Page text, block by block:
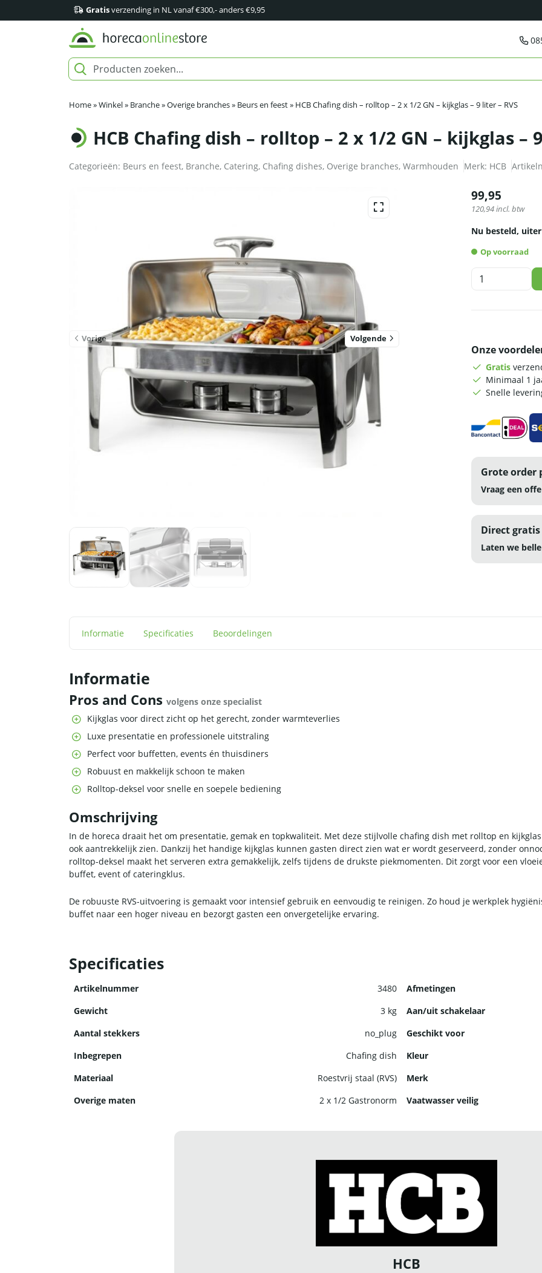
Gratisverzending in NL vanaf €300,- anders €9,95
Home»Winkel» Branche»Overige branches» Beurs en feest» HCB Chafing dish – rolltop – 2 x 1/2 GN – kijkglas – 9 liter – RVS
HCB Chafing dish – rolltop – 2 x 1/2 GN – kijkglas –
Categorieën: Beurs en feest, Branche, Catering, Chafing dishes, Overige branches, Warmhouden Merk: HCB
Vorige Volgende
99,95
120,94incl. btw
Nu besteld,
Op voorraad
HCB
Chafing
2
1/2
GN
-
9
RVS
aantal
Onze
Gratis
Minimaal 1
Snelle
Grote order
Vraag een
Direct
Laten we
Informatie Specificaties Beoordelingen
Informatie
Pros and Cons volgens onze specialist
Kijkglas voor direct zicht op het gerecht, zonder warmteverlies
Luxe presentatie en professionele uitstraling
Perfect voor buffetten, events én thuisdiners
Robuust en makkelijk schoon te maken
Rolltop-deksel voor snelle en soepele bediening
Omschrijving
In de horeca draait het om presentatie, gemak en topkwaliteit. Met deze stijlvolle chafing dish met rolltop en
ook aantrekkelijk zien. Dankzij het handige kijkglas kunnen gasten direct zien wat er wordt geserveerd, zonder
rolltop-deksel maakt het serveren extra gemakkelijk, zelfs tijdens de drukste piekmomenten. Dit zorgt voor een
buffet, event of cateringklus.
De robuuste RVS-uitvoering is gemaakt voor intensief gebruik en eenvoudig te reinigen. Zo houd je werkplek
buffet naar een hoger niveau en bezorgt gasten een onvergetelijke ervaring.
Specificaties
Artikelnummer 3480
Afmetingen
Gewicht
3 kg
Aan/uit schakelaar
Aantal stekkers
no_plug
Geschikt voor
Inbegrepen
Chafing dish
Kleur
Materiaal
Roestvrij staal (RVS)
Merk
Overige maten
2 x 1/2 Gastronorm Vaatwasser veilig
HCB